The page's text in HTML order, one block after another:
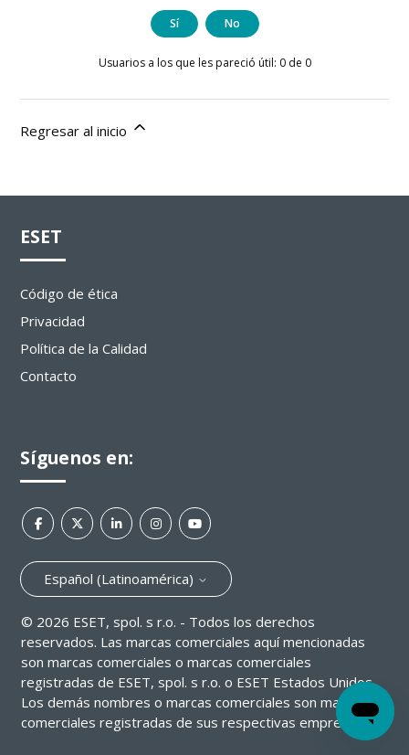
Sí No
Usuarios a los que les pareció útil: 0 de 0
Regresar al inicio
ESET
Código de ética
Privacidad
Política de la Calidad
Contacto
Síguenos en:
Español (Latinoamérica)
© 2026 ESET, spol. s r.o. - Todos los derechos
reservados. Las marcas comerciales aquí mencionadas
son marcas comerciales o marcas comerciales
registradas de ESET, spol. s r.o. o ESET Estados Unidos.
Los demás nombres o marcas comerciales son marcas
comerciales registradas de sus respectivas empresas.